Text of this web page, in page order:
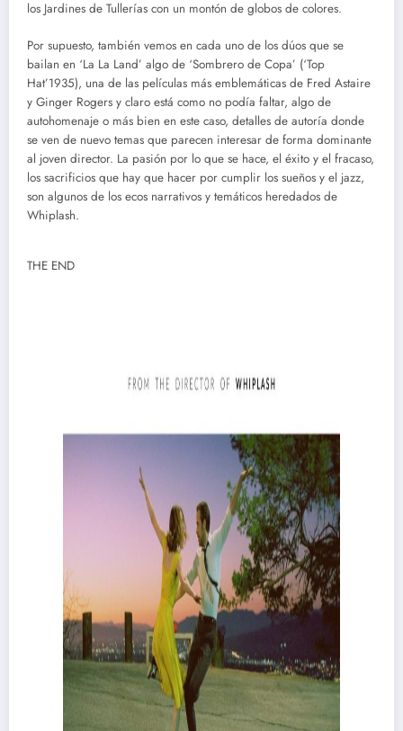
los Jardines de Tullerías con un montón de globos de colores.
Por supuesto, también vemos en cada uno de los dúos que se
bailan en ‘La La Land’ algo de ‘Sombrero de Copa’ (‘Top
Hat’1935), una de las películas más emblemáticas de Fred Astaire
y Ginger Rogers y claro está como no podía faltar, algo de
autohomenaje o más bien en este caso, detalles de autoría donde
se ven de nuevo temas que parecen interesar de forma dominante
al joven director. La pasión por lo que se hace, el éxito y el fracaso,
los sacrificios que hay que hacer por cumplir los sueños y el jazz,
son algunos de los ecos narrativos y temáticos heredados de
Whiplash.
THE END